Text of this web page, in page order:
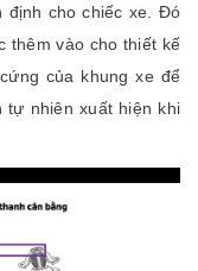
định cho chiếc xe. Đó
thêm vào cho thiết kế
của khung xe để
tự nhiên xuất hiện khi